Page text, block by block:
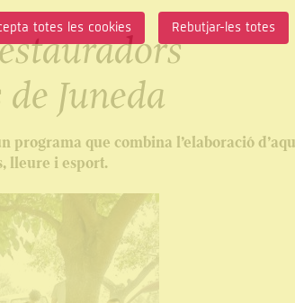
Juneda
que combina l’elaboració
lleure i esport.
totes les cookies Rebutjar-les totes